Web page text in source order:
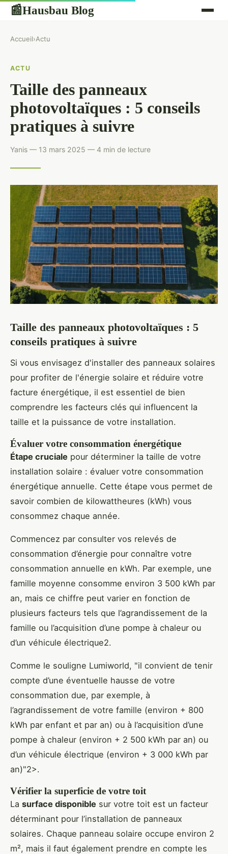
📰Hausbau Blog
Accueil›Actu
ACTU
Taille des panneaux
photovoltaïques : 5 conseils
pratiques à suivre
Yanis — 13 mars 2025 — 4 min de lecture
Taille des panneaux photovoltaïques : 5
conseils pratiques à suivre
Si vous envisagez d'installer des panneaux solaires
pour profiter de l'énergie solaire et réduire votre
facture énergétique, il est essentiel de bien
comprendre les facteurs clés qui influencent la
taille et la puissance de votre installation.
Évaluer votre consommation énergétique
Étape cruciale pour déterminer la taille de votre
installation solaire : évaluer votre consommation
énergétique annuelle. Cette étape vous permet de
savoir combien de kilowattheures (kWh) vous
consommez chaque année.
Commencez par consulter vos relevés de
consommation d’énergie pour connaître votre
consommation annuelle en kWh. Par exemple, une
famille moyenne consomme environ 3 500 kWh par
an, mais ce chiffre peut varier en fonction de
plusieurs facteurs tels que l’agrandissement de la
famille ou l’acquisition d’une pompe à chaleur ou
d’un véhicule électrique2.
Comme le souligne Lumiworld, "il convient de tenir
compte d’une éventuelle hausse de votre
consommation due, par exemple, à
l’agrandissement de votre famille (environ + 800
kWh par enfant et par an) ou à l’acquisition d’une
pompe à chaleur (environ + 2 500 kWh par an) ou
d’un véhicule électrique (environ + 3 000 kWh par
an)"2>.
Vérifier la superficie de votre toit
La surface disponible sur votre toit est un facteur
déterminant pour l’installation de panneaux
solaires. Chaque panneau solaire occupe environ 2
m², mais il faut également prendre en compte les